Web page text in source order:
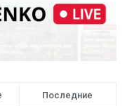
Последние